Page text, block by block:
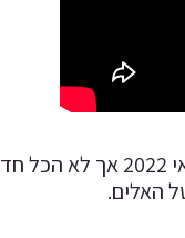
"תור: אהבה ורעם" – הסרט
האלים.